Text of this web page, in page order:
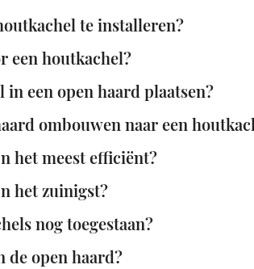
te installeren?
een houtkachel?
een open haard plaatsen?
ombouwen naar een
het meest efficiënt?
het zuinigst?
nog toegestaan?
de open haard?